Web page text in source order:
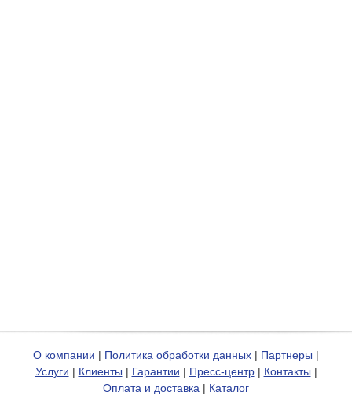
О компании | Политика обработки данных | Партнеры |
Услуги | Клиенты | Гарантии | Пресс-центр| Контакты |
Оплата и доставка | Каталог